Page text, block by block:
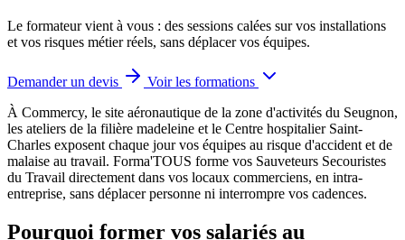
Le formateur vient à vous : des sessions calées sur vos installations
et vos risques métier réels, sans déplacer vos équipes.
Demander un devis
Voir les formations
À Commercy, le site aéronautique de la zone d'activités du Seugnon,
les ateliers de la filière madeleine et le Centre hospitalier Saint-
Charles exposent chaque jour vos équipes au risque d'accident et de
malaise au travail. Forma'TOUS forme vos Sauveteurs Secouristes
du Travail directement dans vos locaux commerciens, en intra-
entreprise, sans déplacer personne ni interrompre vos cadences.
Pourquoi former vos salariés au